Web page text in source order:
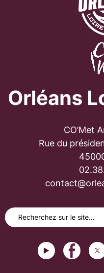
Orléans
CO’Met
Rue du